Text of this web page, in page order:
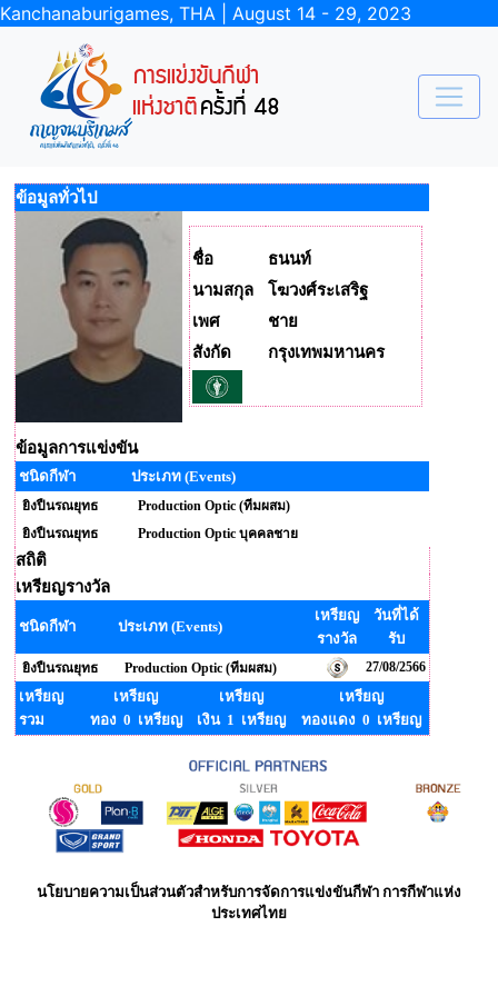
Kanchanaburigames, THA | August 14 - 29, 2023
ข้อมูลทั่วไป
ชื่อ
ธนนท์
นามสกุล
โฆวงศ์ระเสริฐ
เพศ
ชาย
สังกัด
กรุงเทพมหานคร
ข้อมูลการแข่งขัน
ชนิดกีฬา ประเภท (Events)
ยิงปืนรณยุทธ
Production Optic (ทีมผสม)
ยิงปืนรณยุทธ
Production Optic บุคคลชาย
สถิติ
เหรียญรางวัล
ชนิดกีฬา ประเภท (Events)
เหรียญ
รางวัล
วันที่ได้
รับ
ยิงปืนรณยุทธ Production Optic (ทีมผสม) 27/08/2566
เหรียญ
รวม
เหรียญ
ทอง 0 เหรียญ
เหรียญ
เงิน 1 เหรียญ
เหรียญ
ทองแดง 0 เหรียญ
นโยบายความเป็นส่วนตัวสำหรับการจัดการแข่งขันกีฬา การกีฬาแห่ง
ประเทศไทย